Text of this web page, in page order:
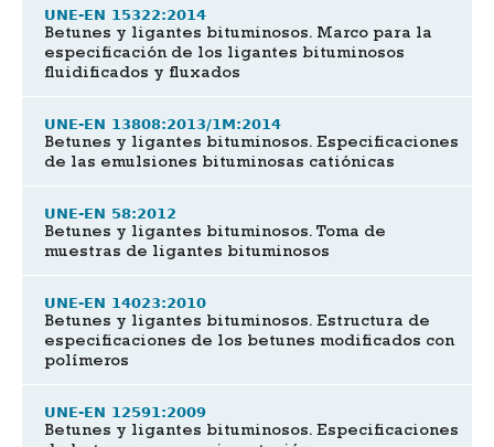
UNE-EN 15322:2014
Betunes y ligantes bituminosos. Marco para la
especificación de los ligantes bituminosos
fluidificados y fluxados
UNE-EN 13808:2013/1M:2014
Betunes y ligantes bituminosos. Especificaciones
de las emulsiones bituminosas catiónicas
UNE-EN 58:2012
Betunes y ligantes bituminosos. Toma de
muestras de ligantes bituminosos
UNE-EN 14023:2010
Betunes y ligantes bituminosos. Estructura de
especificaciones de los betunes modificados con
polímeros
UNE-EN 12591:2009
Betunes y ligantes bituminosos. Especificaciones